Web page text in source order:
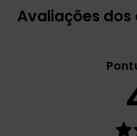
Avaliações dos